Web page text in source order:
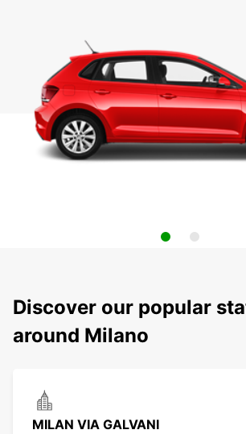
Discover our popular
around Milano
MILAN VIA GALVANI